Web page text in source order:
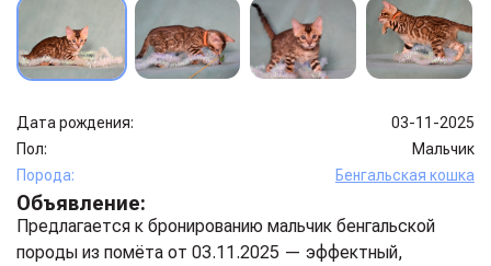
Дата рождения:
03-11-2025
Пол:
Мальчик
Порода:
Бенгальская кошка
Объявление:
Предлагается к бронированию мальчик бенгальской
породы из помёта от 03.11.2025 — эффектный,